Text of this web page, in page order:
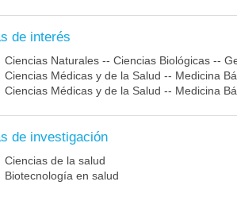
de interés
Ciencias Naturales -- Ciencias Biológicas --
Ciencias Médicas y de la Salud -- Medicina
Ciencias Médicas y de la Salud -- Medicina
de investigación
Ciencias de la salud
Biotecnología en salud